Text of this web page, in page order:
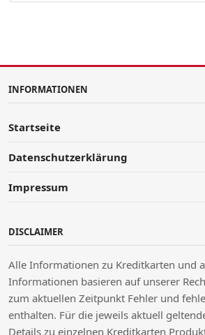
INFORMATIONEN
Startseite
Datenschutzerklärung
Impressum
DISCLAIMER
Alle Informationen zu Kreditkarten und
Informationen basieren auf unserer
zum aktuellen Zeitpunkt Fehler und
enthalten. Für die jeweils aktuell
Details zu einzelnen Kreditkarten